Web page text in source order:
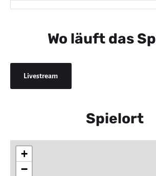
Wo läuft das
Livestream
Spielort
+
−